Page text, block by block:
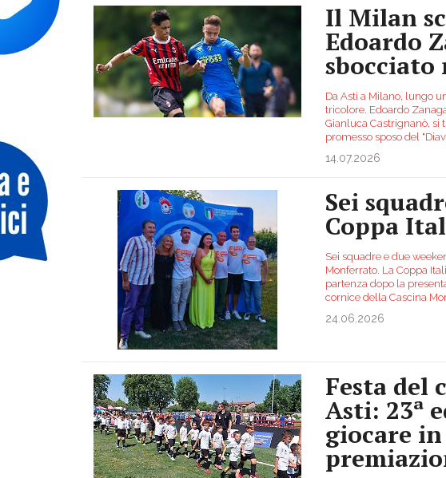
Il Milan
Edoardo
sbocciato
Da Asti a Milano, lungo
tricolore. Edoardo
Gianluca Castrignanò, si
promesso sposo del
14.07.2026
Sei
Coppa
Sei squadre e due
Monferrato. La Coppa
partenza dopo la
cornice della Cascina
24.06.2026
Festa del
Asti: 23ª
giocare in